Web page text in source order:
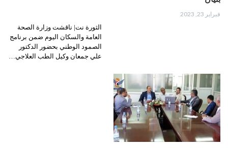
فبراير 23, 2023
الثورة نت| ناقشت وزارة الصحة
العامة والسكان اليوم ضمن برنامج
الصمود الوطني بحضور الدكتور
علي جمعان وكيل الطب العلاجي…